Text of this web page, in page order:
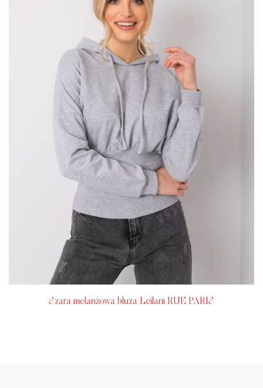
Szara melanżowa bluza Leilani RUE PARIS